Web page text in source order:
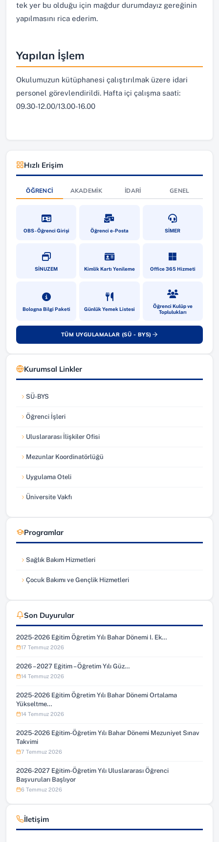
tek yer bu olduğu için mağdur durumdayız gereğinin
yapılmasını rica ederim.
Yapılan İşlem
Okulumuzun kütüphanesi çalıştırılmak üzere idari
personel görevlendirildi. Hafta içi çalışma saati:
09.30-12.00/13.00-16.00
Hızlı Erişim
ÖĞRENCI AKADEMIK İDARI GENEL
OBS - Öğrenci Girişi(yeni sekmede açılır)Öğrenci e-Posta(yeni sekmede açılır)SİMER(yeni sekmede
SİNUZEM(yeni sekmede açılır)Kimlik Kartı Yenileme(yeni sekmede açılır)Office 365 Hizmeti
(yeni sekmede
Bologna Bilgi Paketi(yeni sekmede açılır)Günlük Yemek Listesi(yeni sekmede açılır)Öğrenci Kulüp ve
Toplulukları
(yeni sekmede
TÜM UYGULAMALAR (SÜ - BYS)
(yeni sekmede açılır)
Kurumsal Linkler
SÜ-BYS
(yeni sekmede açılır)
Öğrenci İşleri
(yeni sekmede açılır)
Uluslararası İlişkiler Ofisi
(yeni sekmede açılır)
Mezunlar Koordinatörlüğü
(yeni sekmede açılır)
Uygulama Oteli
(yeni sekmede açılır)
Üniversite Vakfı
(yeni sekmede açılır)
Programlar
Sağlık Bakım Hizmetleri
Çocuk Bakımı ve Gençlik Hizmetleri
Son Duyurular
2025-2026 Eğitim Öğretim Yılı Bahar Dönemi I. Ek…
17 Temmuz 2026
2026 – 2027 Eğitim – Öğretim Yılı Güz…
14 Temmuz 2026
2025-2026 Eğitim Öğretim Yılı Bahar Dönemi Ortalama
Yükseltme…
14 Temmuz 2026
2025-2026 Eğitim-Öğretim Yılı Bahar Dönemi Mezuniyet Sınav
Takvimi
7 Temmuz 2026
2026-2027 Eğitim-Öğretim Yılı Uluslararası Öğrenci
Başvuruları Başlıyor
6 Temmuz 2026
İletişim